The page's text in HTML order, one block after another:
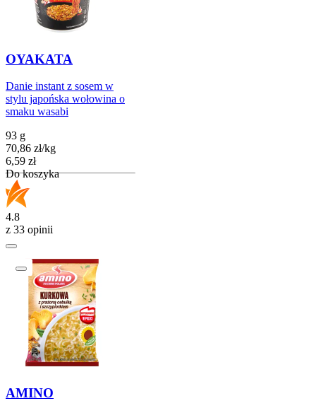
OYAKATA
Danie instant z sosem w
stylu japońska wołowina o
smaku wasabi
93 g
70,86 zł/kg
Cena
6,59 zł
Do koszyka
4.8
z 33 opinii
AMINO